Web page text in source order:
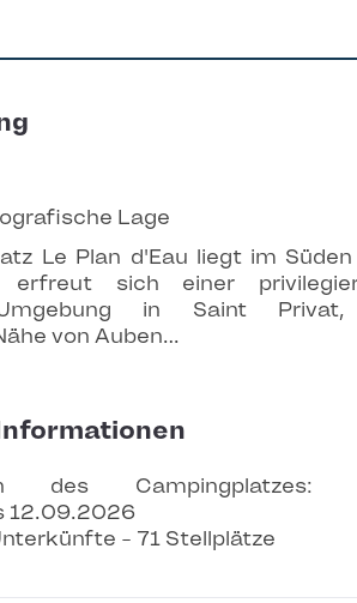
Lage
Le Plan d'Eau liegt im
erfreut sich einer
in Saint
von Auben…
des Campingplatzes:
12.09.2026
- 71 Stellplätze